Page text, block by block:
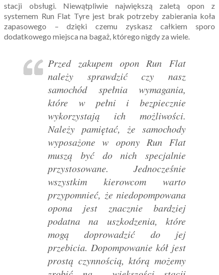
stacji obsługi. Niewątpliwie największą zaletą opon z
systemem Run Flat Tyre jest brak potrzeby zabierania koła
zapasowego – dzięki czemu zyskasz całkiem sporo
dodatkowego miejsca na bagaż, którego nigdy za wiele.
Przed zakupem opon Run Flat
należy sprawdzić czy nasz
samochód spełnia wymagania,
które w pełni i bezpiecznie
wykorzystają ich możliwości.
Należy pamiętać, że samochody
wyposażone w opony Run Flat
muszą być do nich specjalnie
przystosowane. Jednocześnie
wszystkim kierowcom warto
przypomnieć, że niedopompowana
opona jest znacznie bardziej
podatna na uszkodzenia, które
mogą doprowadzić do jej
przebicia. Dopompowanie kół jest
prostą czynnością, którą możemy